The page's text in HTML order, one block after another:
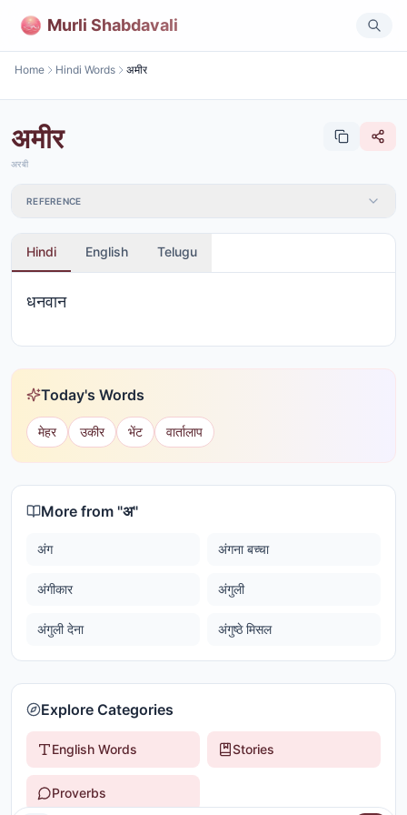
Murli Shabdavali
Home Hindi Words अमीर
अमीर
अरबी
REFERENCE
Hindi English Telugu
धनवान
Today's Words
मेहर उकीर भेंट वार्तालाप
More from "अ"
अंग अंगना बच्चा
अंगीकार अंगुली
अंगुली देना अंगुष्ठे मिसल
Explore Categories
English Words Stories
Proverbs